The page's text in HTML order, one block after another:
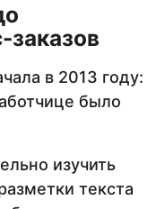
в 2013 году:
было
изучить
текста